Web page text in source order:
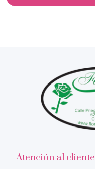
Atención al cliente